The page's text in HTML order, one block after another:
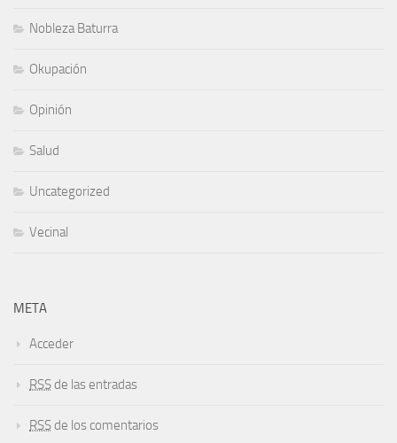
Nobleza Baturra
Okupación
Opinión
Salud
Uncategorized
Vecinal
META
Acceder
RSS de las entradas
RSS de los comentarios